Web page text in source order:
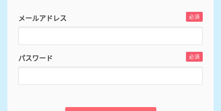
メールアドレス 必須
パスワード 必須